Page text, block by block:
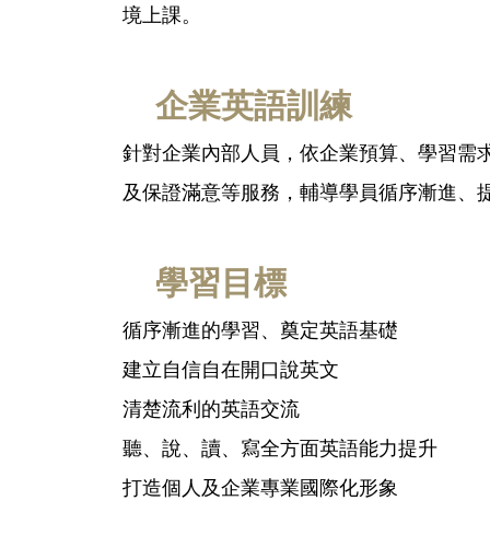
境上課。
企業英語訓練
針對企業內部人員，依企業預算、學習需
及保證滿意等服務，輔導學員循序漸進、
學習目標
循序漸進的學習、奠定英語基礎
建立自信自在開口說英文
清楚流利的英語交流
聽、說、讀、寫全方面英語能力提升
打造個人及企業專業國際化形象